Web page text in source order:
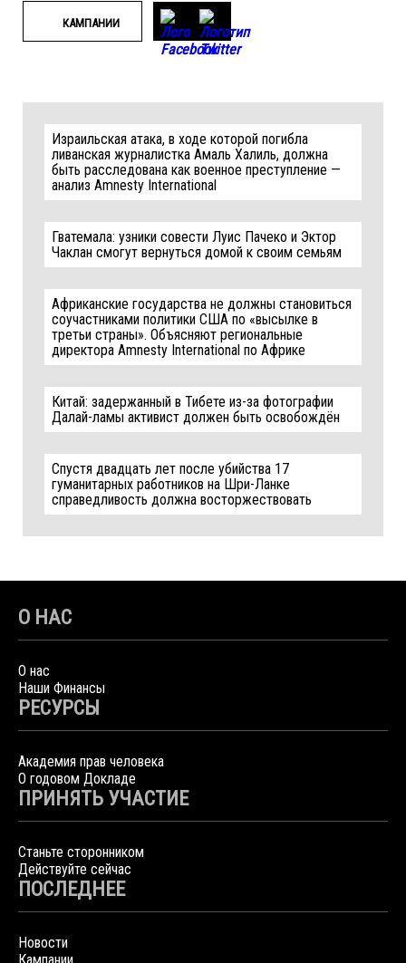
КАМПАНИИ
Израильская атака, в ходе которой погибла
ливанская журналистка Амаль Халиль, должна
быть расследована как военное преступление —
анализ Amnesty International
Гватемала: узники совести Луис Пачеко и Эктор
Чаклан смогут вернуться домой к своим семьям
Африканские государства не должны становиться
соучастниками политики США по «высылке в
третьи страны». Объясняют региональные
директора Amnesty International по Африке
Китай: задержанный в Тибете из-за фотографии
Далай-ламы активист должен быть освобождён
Спустя двадцать лет после убийства 17
гуманитарных работников на Шри-Ланке
справедливость должна восторжествовать
О НАС
О нас
Наши Финансы
РЕСУРСЫ
Академия прав человека
О годовом Докладе
ПРИНЯТЬ УЧАСТИЕ
Станьте сторонником
Действуйте сейчас
ПОСЛЕДНЕЕ
Новости